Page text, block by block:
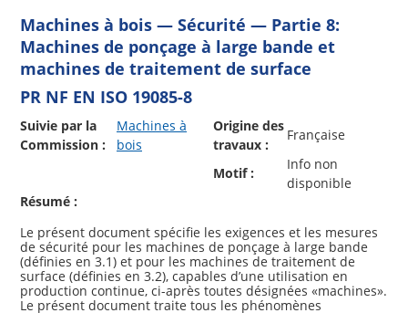
Machines à bois — Sécurité — Partie 8:
Machines de ponçage à large bande et
machines de traitement de surface
PR NF EN ISO 19085-8
Suivie par la
Commission :
Machines à
bois
Origine des
travaux :
Française
Motif :
Info non
disponible
Résumé :
Le présent document spécifie les exigences et les mesures
de sécurité pour les machines de ponçage à large bande
(définies en 3.1) et pour les machines de traitement de
surface (définies en 3.2), capables d’une utilisation en
production continue, ci-après toutes désignées «machines».
Le présent document traite tous les phénomènes